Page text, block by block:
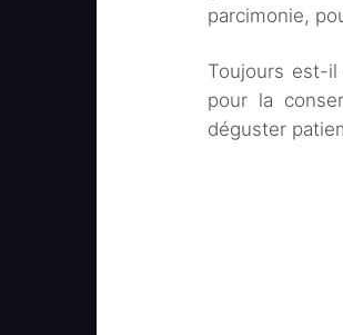
parcimonie,
Toujours est-
pour la
déguster